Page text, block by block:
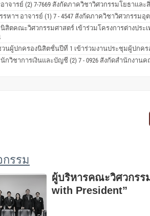
าจารย์ (2) 7-7669 สังกัดภาควิชาวิศวกรรมโยธาแล
รหาฯ อาจารย์ (1) 7 - 4547 สังกัดภาควิชาวิศวกรร
ตคณะวิศวกรรมศาสตร์ เข้าร่วมโครงการต่างประเทศ
นผู้ปกครองนิสิตชั้นปีที่ 1 เข้าร่วมงานประชุมผู้ปกค
กวิชาการเงินและบัญชี (2) 7 - 0926 สังกัดสำนักงา
รรม
ผู้บริหารคณะวิศวกรร
with President”